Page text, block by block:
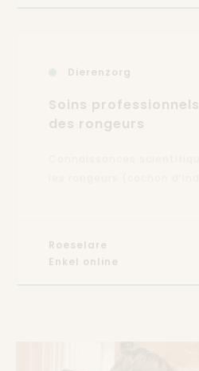
Dierenzorg
Soins
des rongeurs
Roeselare
Enkel online